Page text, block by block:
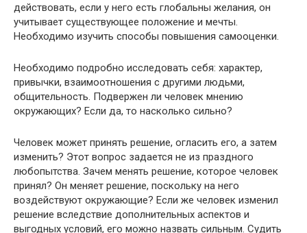
действовать, если у него есть глобальны желания, он
учитывает существующее положение и мечты.
Необходимо изучить способы повышения самооценки.
Необходимо подробно исследовать себя: характер,
привычки, взаимоотношения с другими людьми,
общительность. Подвержен ли человек мнению
окружающих? Если да, то насколько сильно?
Человек может принять решение, огласить его, а затем
изменить? Этот вопрос задается не из праздного
любопытства. Зачем менять решение, которое человек
принял? Он меняет решение, поскольку на него
воздействуют окружающие? Если же человек изменил
решение вследствие дополнительных аспектов и
выгодных условий, его можно назвать сильным. Судить